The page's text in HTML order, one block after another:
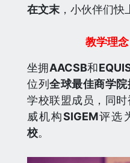
在文末 ，小伙伴们快
教学理
坐拥AACSB和
位列全球最佳商学院
学校联盟成员，同
威机构SIGEM评选
校。